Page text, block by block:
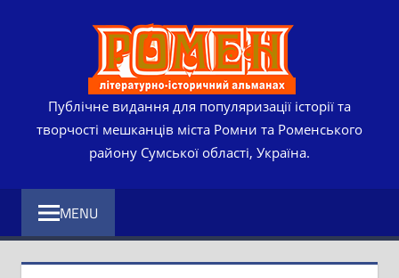
Публічне видання для популяризації історії та
творчості мешканців міста Ромни та Роменського
району Сумської області, Україна.
MENU